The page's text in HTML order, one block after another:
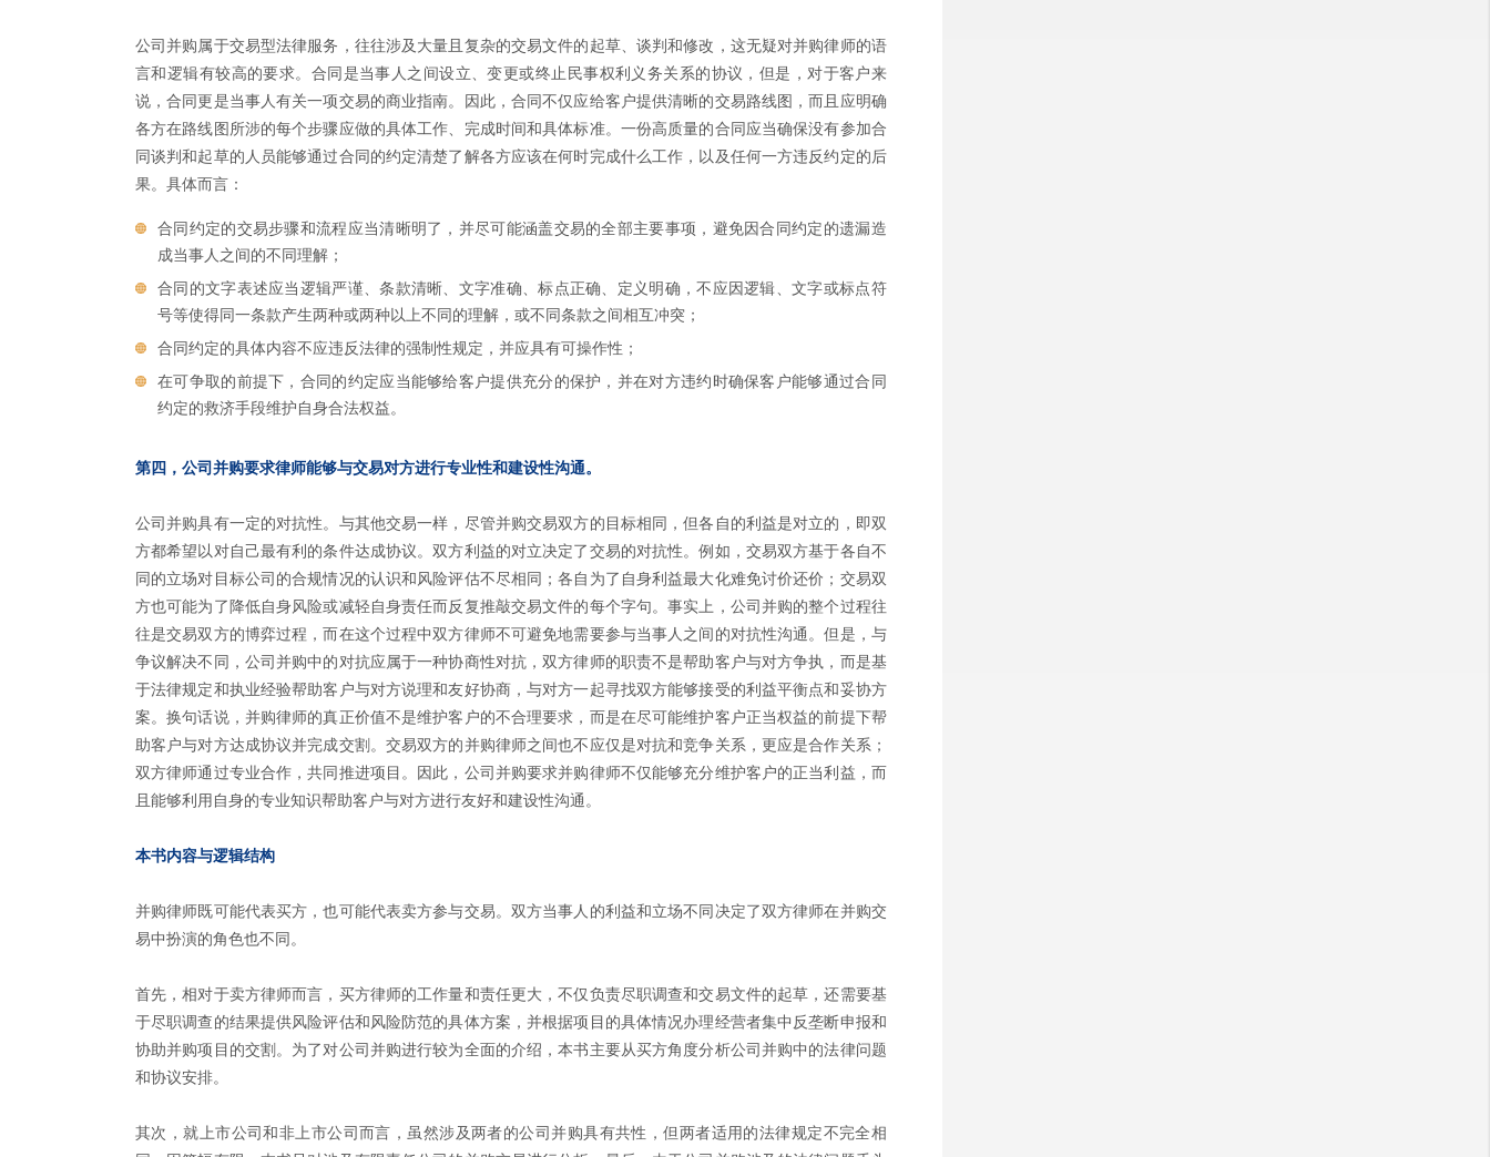
公司并购属于交易型法律服务，往往涉及大量且复杂的交易文件的起草、谈判和修改，这无疑对并购律师的语
言和逻辑有较高的要求。合同是当事人之间设立、变更或终止民事权利义务关系的协议，但是，对于客户来
说，合同更是当事人有关一项交易的商业指南。因此，合同不仅应给客户提供清晰的交易路线图，而且应明确
各方在路线图所涉的每个步骤应做的具体工作、完成时间和具体标准。一份高质量的合同应当确保没有参加合
同谈判和起草的人员能够通过合同的约定清楚了解各方应该在何时完成什么工作，以及任何一方违反约定的后
果。具体而言：
合同约定的交易步骤和流程应当清晰明了，并尽可能涵盖交易的全部主要事项，避免因合同约定的遗漏造
成当事人之间的不同理解；
合同的文字表述应当逻辑严谨、条款清晰、文字准确、标点正确、定义明确，不应因逻辑、文字或标点符
号等使得同一条款产生两种或两种以上不同的理解，或不同条款之间相互冲突；
合同约定的具体内容不应违反法律的强制性规定，并应具有可操作性；
在可争取的前提下，合同的约定应当能够给客户提供充分的保护，并在对方违约时确保客户能够通过合同
约定的救济手段维护自身合法权益。
第四，公司并购要求律师能够与交易对方进行专业性和建设性沟通。
公司并购具有一定的对抗性。与其他交易一样，尽管并购交易双方的目标相同，但各自的利益是对立的，即双
方都希望以对自己最有利的条件达成协议。双方利益的对立决定了交易的对抗性。例如，交易双方基于各自不
同的立场对目标公司的合规情况的认识和风险评估不尽相同；各自为了自身利益最大化难免讨价还价；交易双
方也可能为了降低自身风险或减轻自身责任而反复推敲交易文件的每个字句。事实上，公司并购的整个过程往
往是交易双方的博弈过程，而在这个过程中双方律师不可避免地需要参与当事人之间的对抗性沟通。但是，与
争议解决不同，公司并购中的对抗应属于一种协商性对抗，双方律师的职责不是帮助客户与对方争执，而是基
于法律规定和执业经验帮助客户与对方说理和友好协商，与对方一起寻找双方能够接受的利益平衡点和妥协方
案。换句话说，并购律师的真正价值不是维护客户的不合理要求，而是在尽可能维护客户正当权益的前提下帮
助客户与对方达成协议并完成交割。交易双方的并购律师之间也不应仅是对抗和竞争关系，更应是合作关系；
双方律师通过专业合作，共同推进项目。因此，公司并购要求并购律师不仅能够充分维护客户的正当利益，而
且能够利用自身的专业知识帮助客户与对方进行友好和建设性沟通。
本书内容与逻辑结构
并购律师既可能代表买方，也可能代表卖方参与交易。双方当事人的利益和立场不同决定了双方律师在并购交
易中扮演的角色也不同。
首先，相对于卖方律师而言，买方律师的工作量和责任更大，不仅负责尽职调查和交易文件的起草，还需要基
于尽职调查的结果提供风险评估和风险防范的具体方案，并根据项目的具体情况办理经营者集中反垄断申报和
协助并购项目的交割。为了对公司并购进行较为全面的介绍，本书主要从买方角度分析公司并购中的法律问题
和协议安排。
其次，就上市公司和非上市公司而言，虽然涉及两者的公司并购具有共性，但两者适用的法律规定不完全相